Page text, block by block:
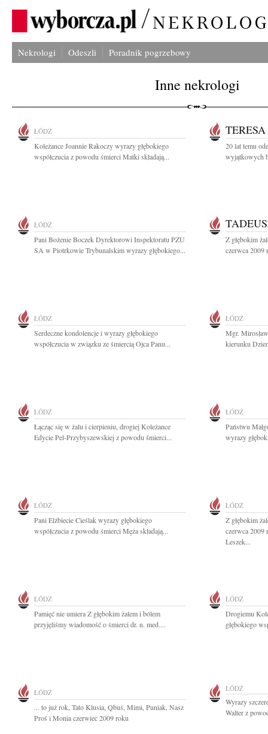
Nekrologi Odeszli Poradnik pogrzebowy
Inne nekrologi
ŁÓDŹ
Koleżance Joannie Rakoczy wyrazy głębokiego
współczucia z powodu śmierci Matki składają...
20 lat temu
wyjątkowych
ŁÓDŹ
Pani Bożenie Boczek Dyrektorowi Inspektoratu PZU
SA w Piotrkowie Trybunalskim wyrazy głębokiego...
Z głębokim
czerwca 2009
ŁÓDŹ
Serdeczne kondolencje i wyrazy głębokiego
współczucia w związku ze śmiercią Ojca Panu...
ŁÓDŹ
Mgr.
kierunku
ŁÓDŹ
Łącząc się w żalu i cierpieniu, drogiej Koleżance
Edycie Pel-Przybyszewskiej z powodu śmierci...
ŁÓDŹ
Państwu
wyrazy
ŁÓDŹ
Pani Elżbiecie Cieślak wyrazy głębokiego
współczucia z powodu śmierci Męża składają...
ŁÓDŹ
Z głębokim
czerwca 2009
Leszek...
ŁÓDŹ
Pamięć nie umiera Z głębokim żalem i bólem
przyjęliśmy wiadomość o śmierci dr. n. med....
ŁÓDŹ
Drogiemu
głębokiego
ŁÓDŹ
... to już rok, Tato Klusia, Qbuś, Mimi, Puniak, Nasz
Proś i Monia czerwiec 2009 roku
ŁÓDŹ
Wyrazy
Walter z